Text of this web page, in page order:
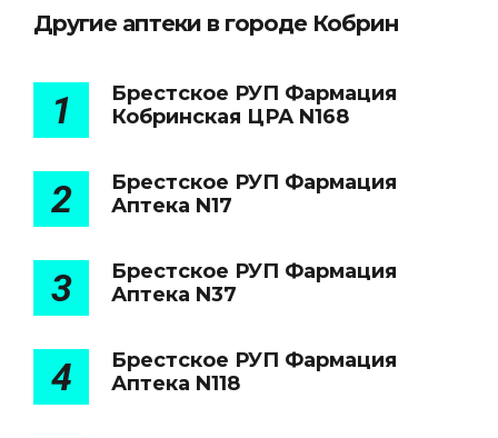
Другие аптеки в городе Кобрин
1
Брестское РУП Фармация
Кобринская ЦРА N168
2
Брестское РУП Фармация
Аптека N17
3
Брестское РУП Фармация
Аптека N37
4
Брестское РУП Фармация
Аптека N118